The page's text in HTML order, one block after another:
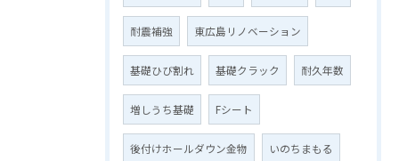
耐震補強 東広島リノベーション
基礎ひび割れ 基礎クラック 耐久年数
増しうち基礎 Fシート
後付けホールダウン金物 いのちまもる